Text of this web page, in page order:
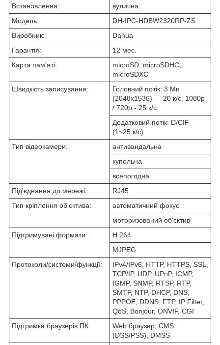
Встановлення:
вулична
Модель:
DH-IPC-HDBW2320RP-ZS
Виробник:
Dahua
Гарантія:
12 мес.
Карта пам'яті:
microSD, microSDHC,
microSDXC
Швидкість записування:
Головний потік: 3 Мп
(2048x1536) — 20 к/с, 1080р
/ 720р - 25 к/с
Додатковий потік: D/CIF
(1~25 к/с)
Тип відеокамери:
антивандальна
купольна
всепогодна
Під'єднання до мережі:
RJ45
Тип кріплення об'єктива:
автоматичний фокус
моторизований об'єктив
Підтримувані формати:
H.264
MJPEG
Протоколи/системи/функції:
IPv4/IPv6, HTTP, HTTPS, SSL,
TCP/IP, UDP, UPnP, ICMP,
IGMP, SNMP, RTSP, RTP,
SMTP, NTP, DHCP, DNS,
PPPOE, DDNS, FTP, IP Filter,
QoS, Bonjour, ONVIF, CGI
Підтримка браузерів ПК:
Web браузер, CMS
(DSS/PSS), DMSS